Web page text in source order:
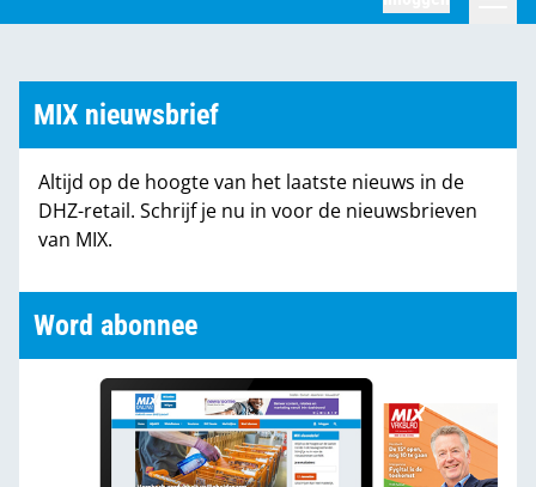
DHZ Sessie
Marktcijfers
Partners
MIX nieuwsbrief
Altijd op de hoogte van het laatste nieuws in de
DHZ-retail. Schrijf je nu in voor de nieuwsbrieven
van MIX.
Word abonnee